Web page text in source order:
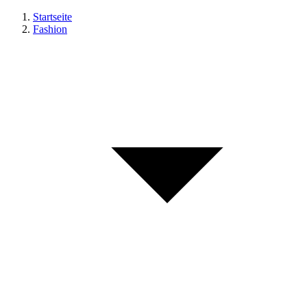
Startseite
Fashion